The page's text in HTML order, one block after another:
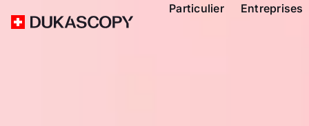
Particulier Entreprises